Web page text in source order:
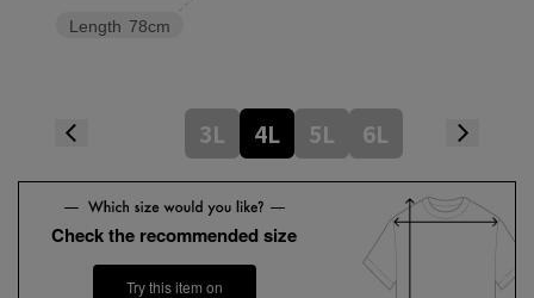
Length 78cm
3L 4L 5L 6L
Check the recommended size
Try this item on